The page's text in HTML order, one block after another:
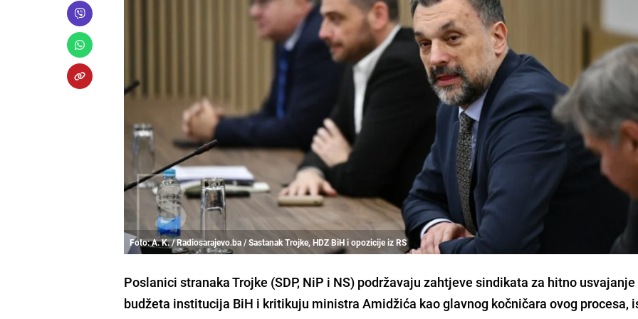
Foto: A. K. / Radiosarajevo.ba / Sastanak Trojke, HDZ BiH i opozicije iz RS
Poslanici stranaka Trojke (SDP, NiP i NS) podržavaju zahtjeve sindikata za hitno usvajanje
budžeta institucija BiH i kritikuju ministra Amidžića kao glavnog kočničara ovog procesa,